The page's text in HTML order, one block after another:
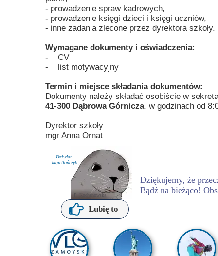
Lubię to
Dziękujemy, że
Bądź na bieżąco!
Bożydar
Jagiellończyk
P. Kochanowska
- prowadzenie spraw kadrowych,
- prowadzenie księgi dzieci i księgi uczniów,
- inne zadania zlecone przez dyrektora szkoły.
Wymagane dokumenty i oświadczenia:
- CV
- list motywacyjny
Termin i miejsce składania dokumentów:
Dokumenty należy składać osobiście w
41-300 Dąbrowa Górnicza, w godzinach od
Dyrektor szkoły
mgr Anna Ornat